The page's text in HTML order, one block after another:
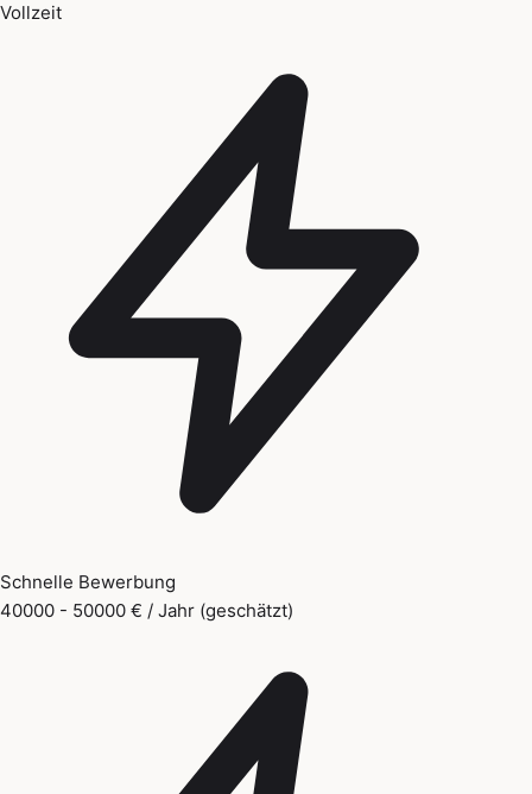
Vollzeit
Schnelle Bewerbung
40000 - 50000 € / Jahr (geschätzt)